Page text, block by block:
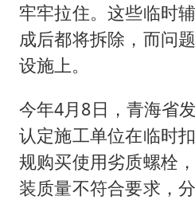
牢牢拉住。这些临时
成后都将拆除，而问
设施上。
今年4月8日，青海省
认定施工单位在临时
规购买使用劣质螺栓
装质量不符合要求，